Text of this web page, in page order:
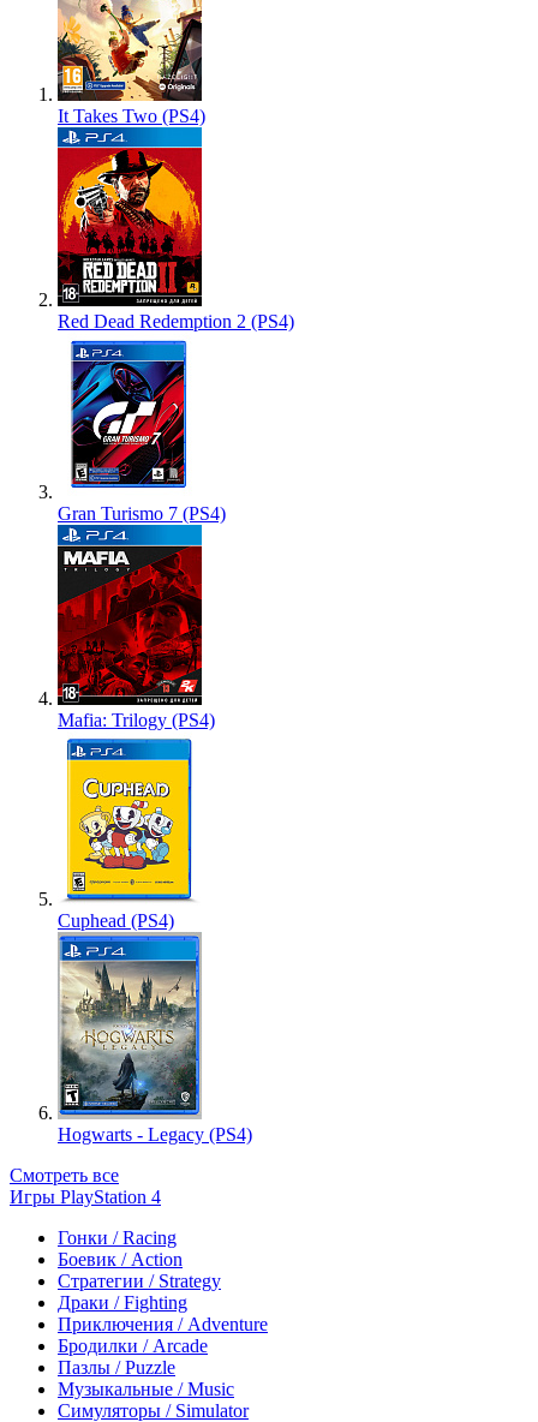
It Takes Two (PS4)
Red Dead Redemption 2 (PS4)
Gran Turismo 7 (PS4)
Mafia: Trilogy (PS4)
Cuphead (PS4)
Hogwarts - Legacy (PS4)
Смотреть все
Игры PlayStation 4
Гонки / Racing
Боевик / Action
Стратегии / Strategy
Драки / Fighting
Приключения / Adventure
Бродилки / Arcade
Пазлы / Puzzle
Музыкальные / Music
Симуляторы / Simulator